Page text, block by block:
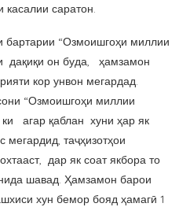
касалии саратон.
бартарии “Озмоишгоҳи миллии
дақиқи он буда, ҳамзамон
кор унвон мегардад.
“Озмоишгоҳи миллии
агар қаблан хуни ҳар як
таҷҳизотҳои
дар як соат якбора то
шавад. Ҳамзамон барои
хун бемор бояд ҳамагӣ 1